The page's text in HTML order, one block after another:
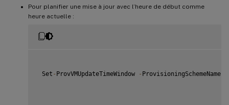
Pour planifier une mise à jour avec l’heure de début comme
heure actuelle :
Set - ProvVMUpdateTimeWindow - ProvisioningSchemeName